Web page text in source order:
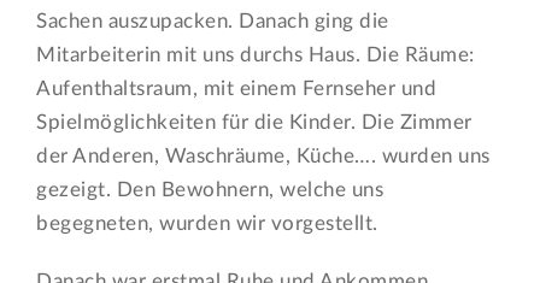
Sachen auszupacken. Danach ging die
Mitarbeiterin mit uns durchs Haus. Die Räume:
Aufenthaltsraum, mit einem Fernseher und
Spielmöglichkeiten für die Kinder. Die Zimmer
der Anderen, Waschräume, Küche…. wurden uns
gezeigt. Den Bewohnern, welche uns
begegneten, wurden wir vorgestellt.